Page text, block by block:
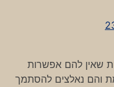
שאין להם אפשרות
והם נאלצים להסתמך